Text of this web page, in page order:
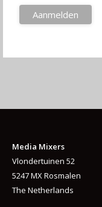
Media Mixers
Vlondertuinen 52
5247 MX Rosmalen
The Netherlands